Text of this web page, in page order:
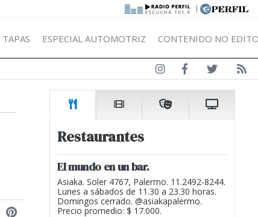
|
TAPAS ESPECIAL AUTOMOTRIZ CONTENIDO NO
Restaurantes
El mundo en un bar.
Asiaka. Soler 4767, Palermo. 11.2492-8244.
Lunes a sábados de 11.30 a 23.30 horas.
Domingos cerrado. @asiakapalermo.
Precio promedio: $ 17.000.